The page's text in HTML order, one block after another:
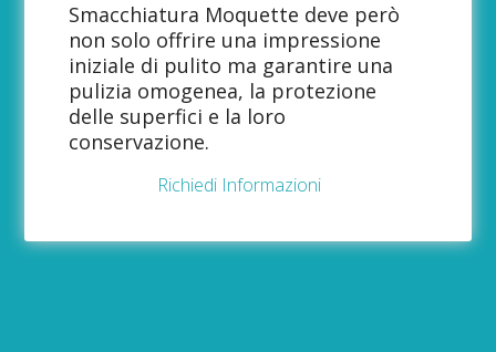
Smacchiatura Moquette deve però
non solo offrire una impressione
iniziale di pulito ma garantire una
pulizia omogenea, la protezione
delle superfici e la loro
conservazione.
Richiedi Informazioni